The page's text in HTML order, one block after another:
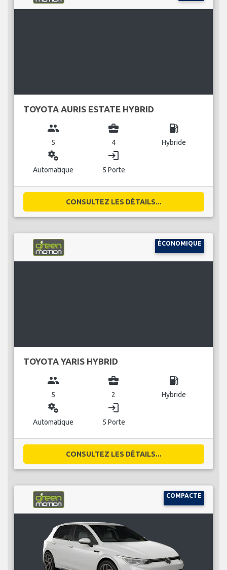
TOYOTA AURIS ESTATE HYBRID
group
5
business_center
4
local_gas_station
Hybride
miscellaneous_services
Automatique
login
5 Porte
CONSULTEZ LES DÉTAILS...
ÉCONOMIQUE
TOYOTA YARIS HYBRID
group
5
business_center
2
local_gas_station
Hybride
miscellaneous_services
Automatique
login
5 Porte
CONSULTEZ LES DÉTAILS...
COMPACTE